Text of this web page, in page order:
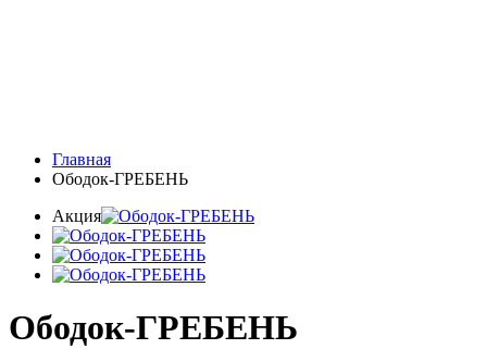
Главная
Ободок-ГРЕБЕНЬ
Акция
Ободок-ГРЕБЕНЬ